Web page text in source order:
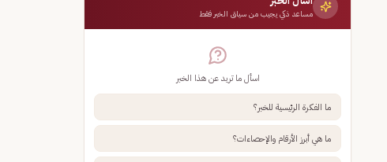
مساعد ذكي يجيب من سياق الخبر فقط
اسأل ما تريد عن هذا الخبر
ما الفكرة الرئيسية للخبر؟
ما هي أبرز الأرقام والإحصاءات؟